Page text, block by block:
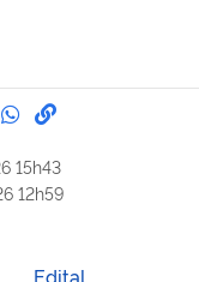
por Facebook
por Twitter
Compartilhe por
Compartilhe
link para
15h43
12h59
Edital